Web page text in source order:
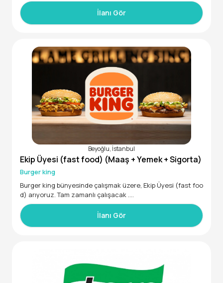
İlanı Gör
Beyoğlu, İstanbul
Ekip Üyesi (fast food) (Maaş + Yemek + Sigorta)
Burger king
Burger king bünyesinde çalışmak üzere, Ekip Üyesi (fast foo
d) arıyoruz. Tam zamanlı çalışacak .
Başvurularınızı bekliyoruz!
İlanı Gör